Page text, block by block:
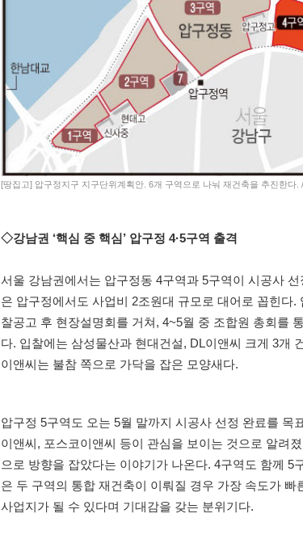
[땅집고] 압구정지구 지구단위계획안. 6개 구역으로 나눠 재건축을 추진한다.
◇강남권 ‘핵심 중 핵심’ 압구정 4·5구역 출격
서울 강남권에서는 압구정동 4구역과 5구역이 시공사
은 압구정에서도 사업비 2조원대 규모로 대어로 꼽힌다.
찰공고 후 현장설명회를 거쳐, 4~5월 중 조합원 총회를
다. 입찰에는 삼성물산과 현대건설, DL이앤씨 크게 3개
이앤씨는 불참 쪽으로 가닥을 잡은 모양새다.
압구정 5구역도 오는 5월 말까지 시공사 선정 완료를 목
이앤씨, 포스코이앤씨 등이 관심을 보이는 것으로 알려
으로 방향을 잡았다는 이야기가 나온다. 4구역도 함께 5
은 두 구역의 통합 재건축이 이뤄질 경우 가장 속도가 빠
사업지가 될 수 있다며 기대감을 갖는 분위기다.